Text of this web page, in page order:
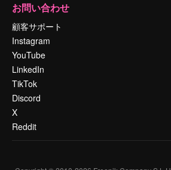
お問い合わせ
顧客サポート
Instagram
YouTube
LinkedIn
TikTok
Discord
X
Reddit